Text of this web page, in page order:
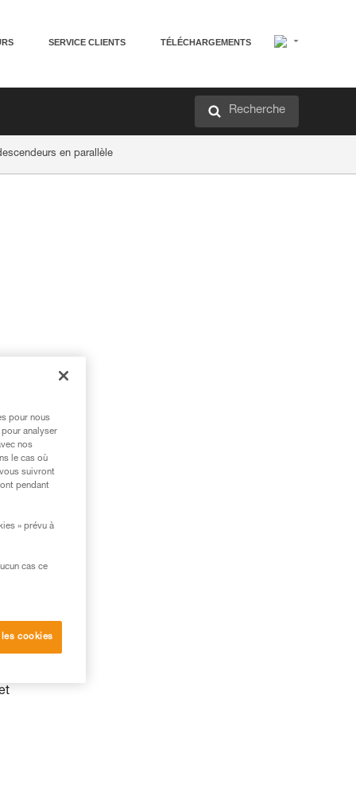
SERVICE CLIENTS TÉLÉCHARGEMENTS
Recherche
en parallèle
pour nous
analyser
nos
le cas où
suivront
pendant
» prévu à
cas ce
cookies